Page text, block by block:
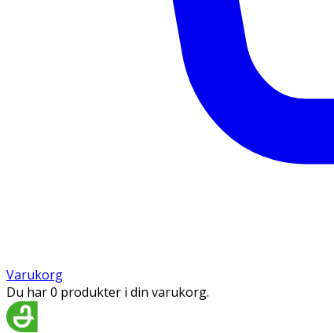
Varukorg
Du har 0 produkter i din varukorg.